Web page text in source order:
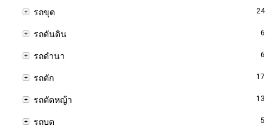
รถขุด 24
รถดันดิน 6
รถดำนา 6
รถตัก 17
รถตัดหญ้า 13
รถบด 5